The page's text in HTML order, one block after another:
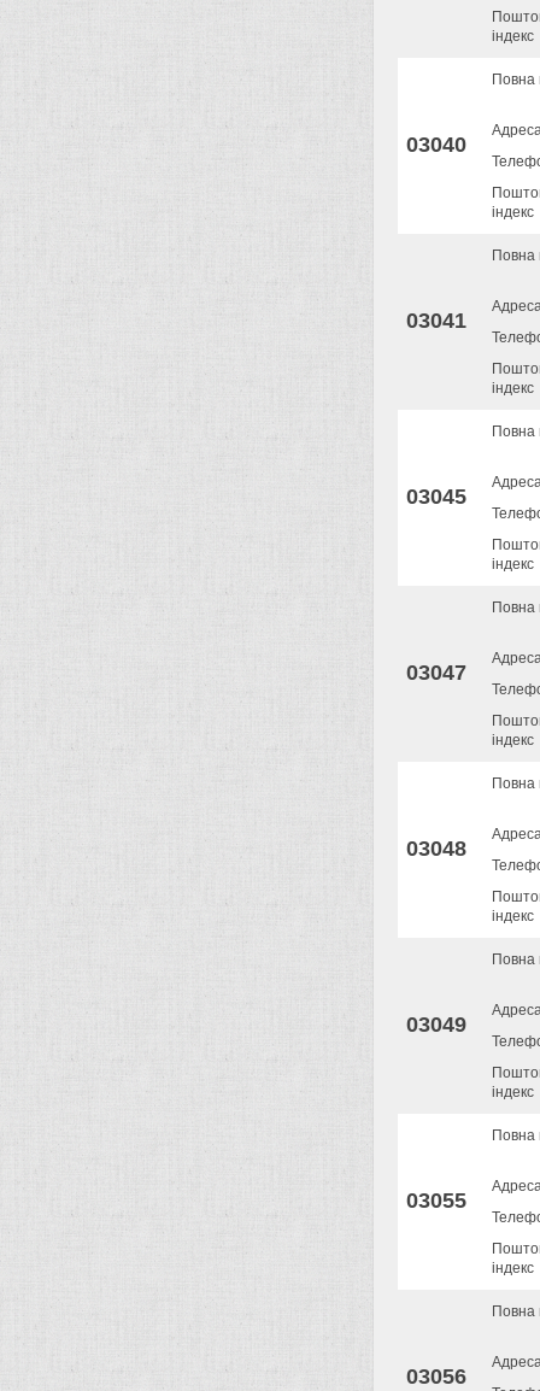
індекс
03040
Повна
індекс
03041
Повна
індекс
03045
Повна
індекс
03047
Повна
індекс
03048
Повна
індекс
03049
Повна
індекс
03055
Повна
індекс
03056
Повна